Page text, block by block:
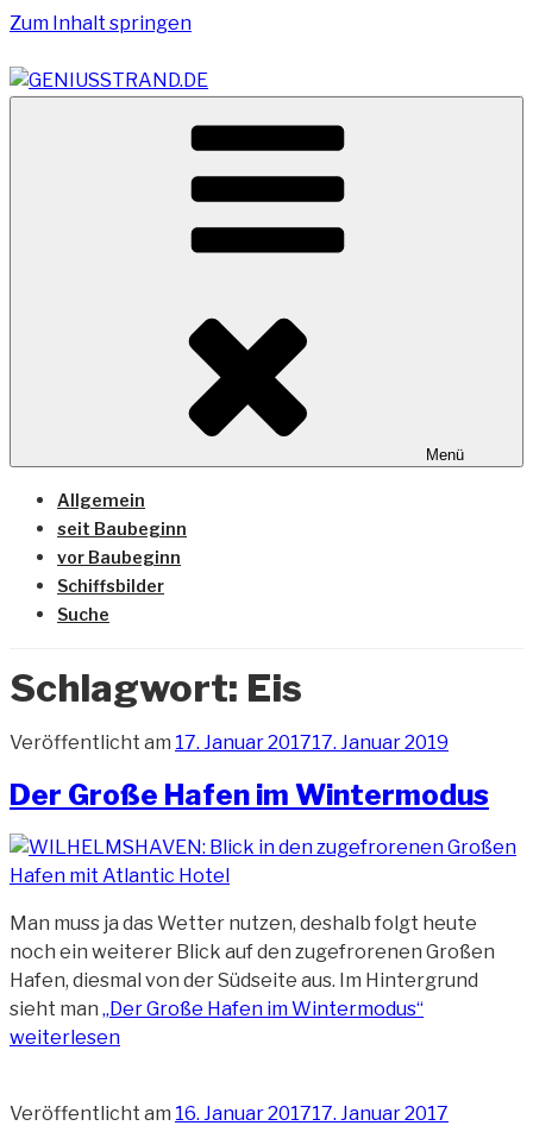
Zum Inhalt springen
GENIUSSTRAND.DE
Vom Geniusstrand zum JadeWeserPort/Container
Terminal Wilhelmshaven
Menü
Allgemein
seit Baubeginn
vor Baubeginn
Schiffsbilder
Suche
Schlagwort: Eis
Veröffentlicht am 17. Januar 201717. Januar 2019
Der Große Hafen im Wintermodus
Man muss ja das Wetter nutzen, deshalb folgt heute
noch ein weiterer Blick auf den zugefrorenen Großen
Hafen, diesmal von der Südseite aus. Im Hintergrund
sieht man „Der Große Hafen im Wintermodus“
weiterlesen
Veröffentlicht am 16. Januar 201717. Januar 2017